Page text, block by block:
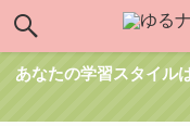
あなたの学習スタイル